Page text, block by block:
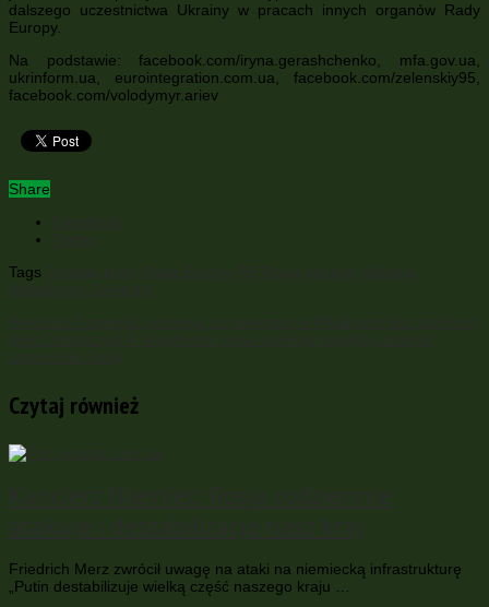
dalszego uczestnictwa Ukrainy w pracach innych organów Rady
Europy.
Na podstawie: facebook.com/iryna.gerashchenko, mfa.gov.ua,
ukrinform.ua, eurointegration.com.ua, facebook.com/zelenskiy95,
facebook.com/volodymyr.ariev
Share
Tags
Czytaj również
Friedrich Merz zwrócił uwagę na ataki na niemiecką infrastrukturę
„Putin destabilizuje wielką część naszego kraju …